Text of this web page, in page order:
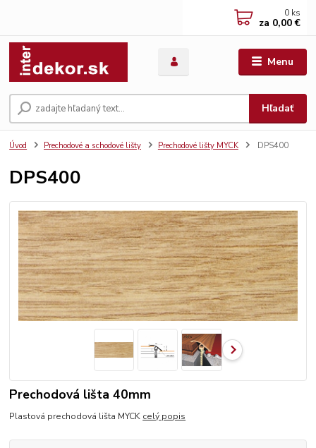
Menu
Hľadať
0 ks
za 0,00 €
Úvod Prechodové a schodové lišty Prechodové lišty MYCK DPS400
DPS400
Prechodová lišta 40mm
Plastová prechodová lišta MYCK celý popis